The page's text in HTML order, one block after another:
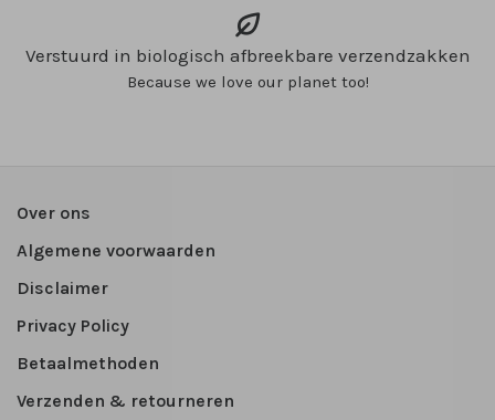
Verstuurd in biologisch afbreekbare verzendzakken
Because we love our planet too!
Over ons
Algemene voorwaarden
Disclaimer
Privacy Policy
Betaalmethoden
Verzenden & retourneren